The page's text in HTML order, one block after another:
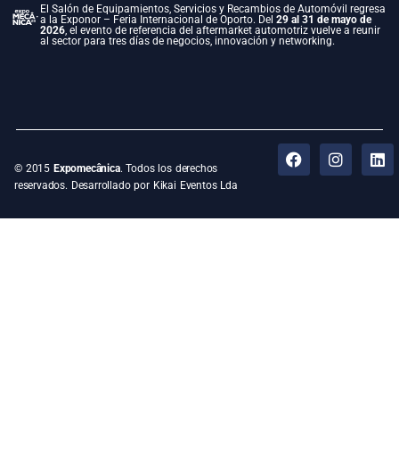
El Salón de Equipamientos, Servicios y Recambios de Automóvil regresa
a la Exponor – Feria Internacional de Oporto. Del 29 al 31 de mayo de
2026, el evento de referencia del aftermarket automotriz vuelve a reunir
al sector para tres días de negocios, innovación y networking.
© 2015 Expomecânica. Todos los derechos
reservados. Desarrollado por Kikai Eventos Lda